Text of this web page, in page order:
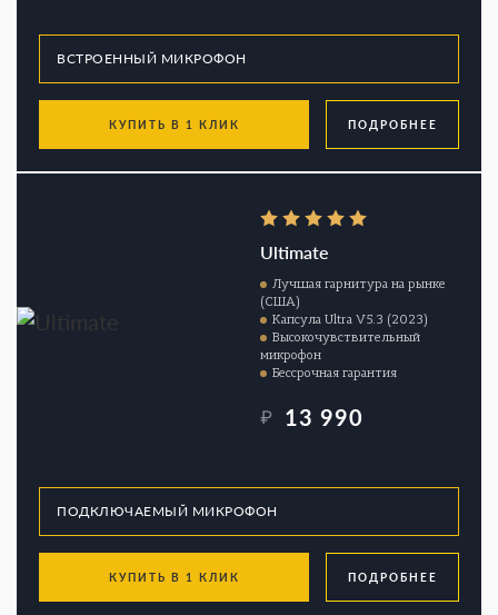
КУПИТЬ В 1 КЛИК ПОДРОБНЕЕ
Ultimate
Лучшая гарнитура на рынке
(США)
Капсула Ultra V5.3 (2023)
Высокочувствительный
микрофон
Бессрочная гарантия
₽ 13 990
КУПИТЬ В 1 КЛИК ПОДРОБНЕЕ